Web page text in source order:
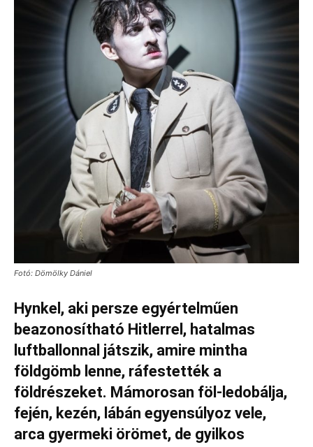
Fotó: Dömölky Dániel
Hynkel, aki persze egyértelműen
beazonosítható Hitlerrel, hatalmas
luftballonnal játszik, amire mintha
földgömb lenne, ráfestették a
földrészeket. Mámorosan föl-ledobálja,
fején, kezén, lábán egyensúlyoz vele,
arca gyermeki örömet, de gyilkos